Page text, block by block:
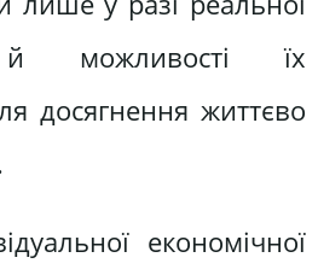
й можливості їх
досягнення життєво
економічної